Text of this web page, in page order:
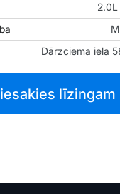
2.0L
Dārzciema iela
līzingam